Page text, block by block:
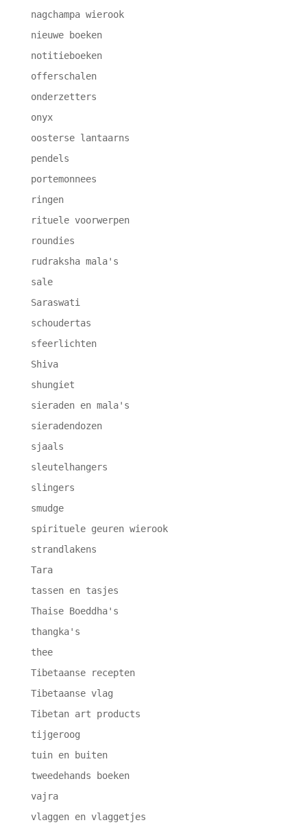
nagchampa wierook
nieuwe boeken
notitieboeken
offerschalen
onderzetters
onyx
oosterse lantaarns
pendels
portemonnees
ringen
rituele voorwerpen
roundies
rudraksha mala's
sale
Saraswati
schoudertas
sfeerlichten
Shiva
shungiet
sieraden en mala's
sieradendozen
sjaals
sleutelhangers
slingers
smudge
spirituele geuren wierook
strandlakens
Tara
tassen en tasjes
Thaise Boeddha's
thangka's
thee
Tibetaanse recepten
Tibetaanse vlag
Tibetan art products
tijgeroog
tuin en buiten
tweedehands boeken
vajra
vlaggen en vlaggetjes